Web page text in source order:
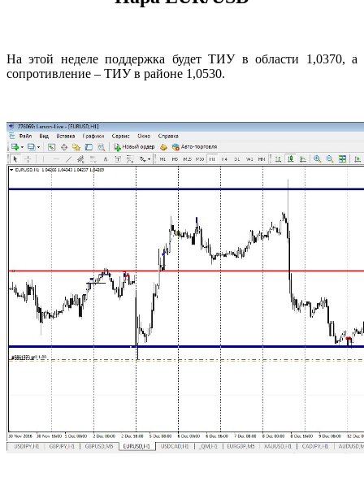
На этой неделе поддержка будет ТИУ в области 1,0370, а
сопротивление – ТИУ в районе 1,0530.